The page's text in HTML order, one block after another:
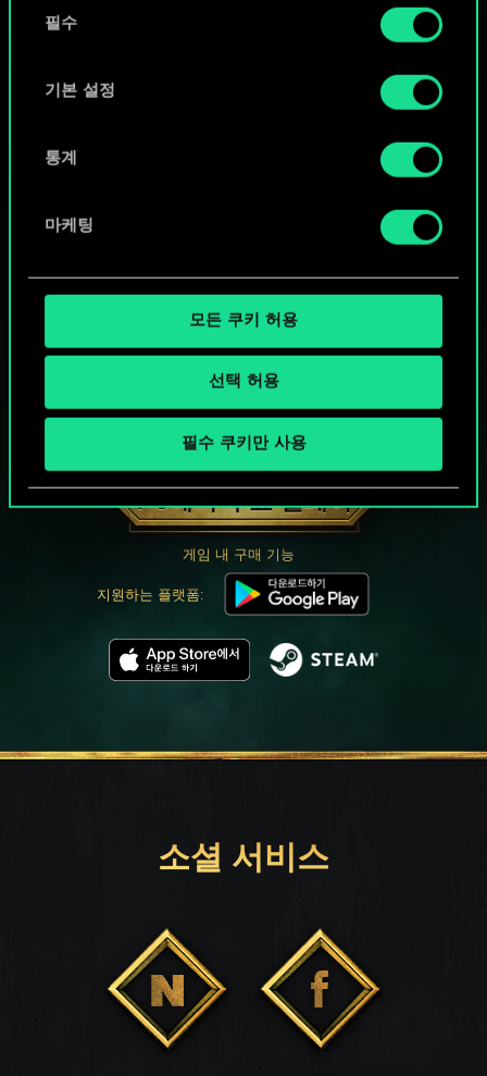
쿠키 사용에 관한 세부 사항이나 관련 설정은 아래의
필수
기본 설정
통계
마케팅
모든 쿠키 허용
선택 허용
필수 쿠키만 사용
궨트 한 판 어떠신가요?
PC에서 무료 플레이
게임 내 구매 기능
지원하는 플랫폼:
소셜 서비스